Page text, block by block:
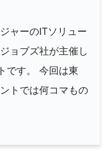
ャーのITソリュー
ョブズ社が主催し
です。 今回は東
トでは何コマもの